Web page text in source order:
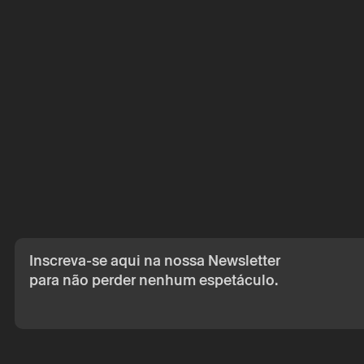
Inscreva-se aqui na nossa Newsletter
para não perder nenhum espetáculo.